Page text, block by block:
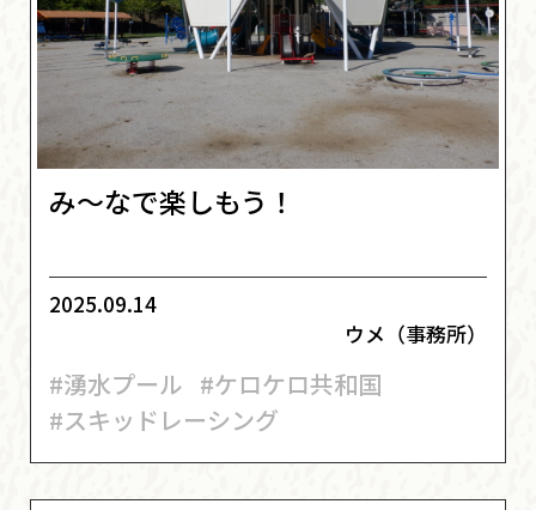
み～なで楽しもう！
2025.09.14
ウメ（事務所）
#湧水プール #ケロケロ共和国
#スキッドレーシング